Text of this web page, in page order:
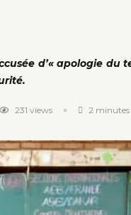
d’« apologie du
231 views 2 minutes